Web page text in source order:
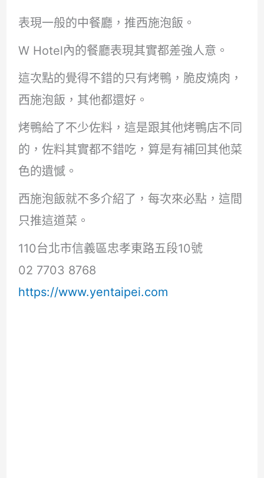
表現一般的中餐廳，推西施泡飯。
W Hotel內的餐廳表現其實都差強人意。
這次點的覺得不錯的只有烤鴨，脆皮燒肉，
西施泡飯，其他都還好。
烤鴨給了不少佐料，這是跟其他烤鴨店不同
的，佐料其實都不錯吃，算是有補回其他菜
色的遺憾。
西施泡飯就不多介紹了，每次來必點，這間
只推這道菜。
110台北市信義區忠孝東路五段10號
02 7703 8768
https://www.yentaipei.com